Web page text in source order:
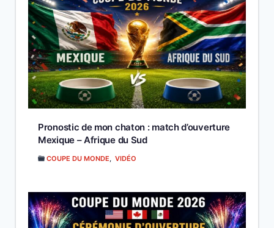
Pronostic de mon chaton : match d’ouverture
Mexique – Afrique du Sud
COUPE DU MONDE, VIDÉO